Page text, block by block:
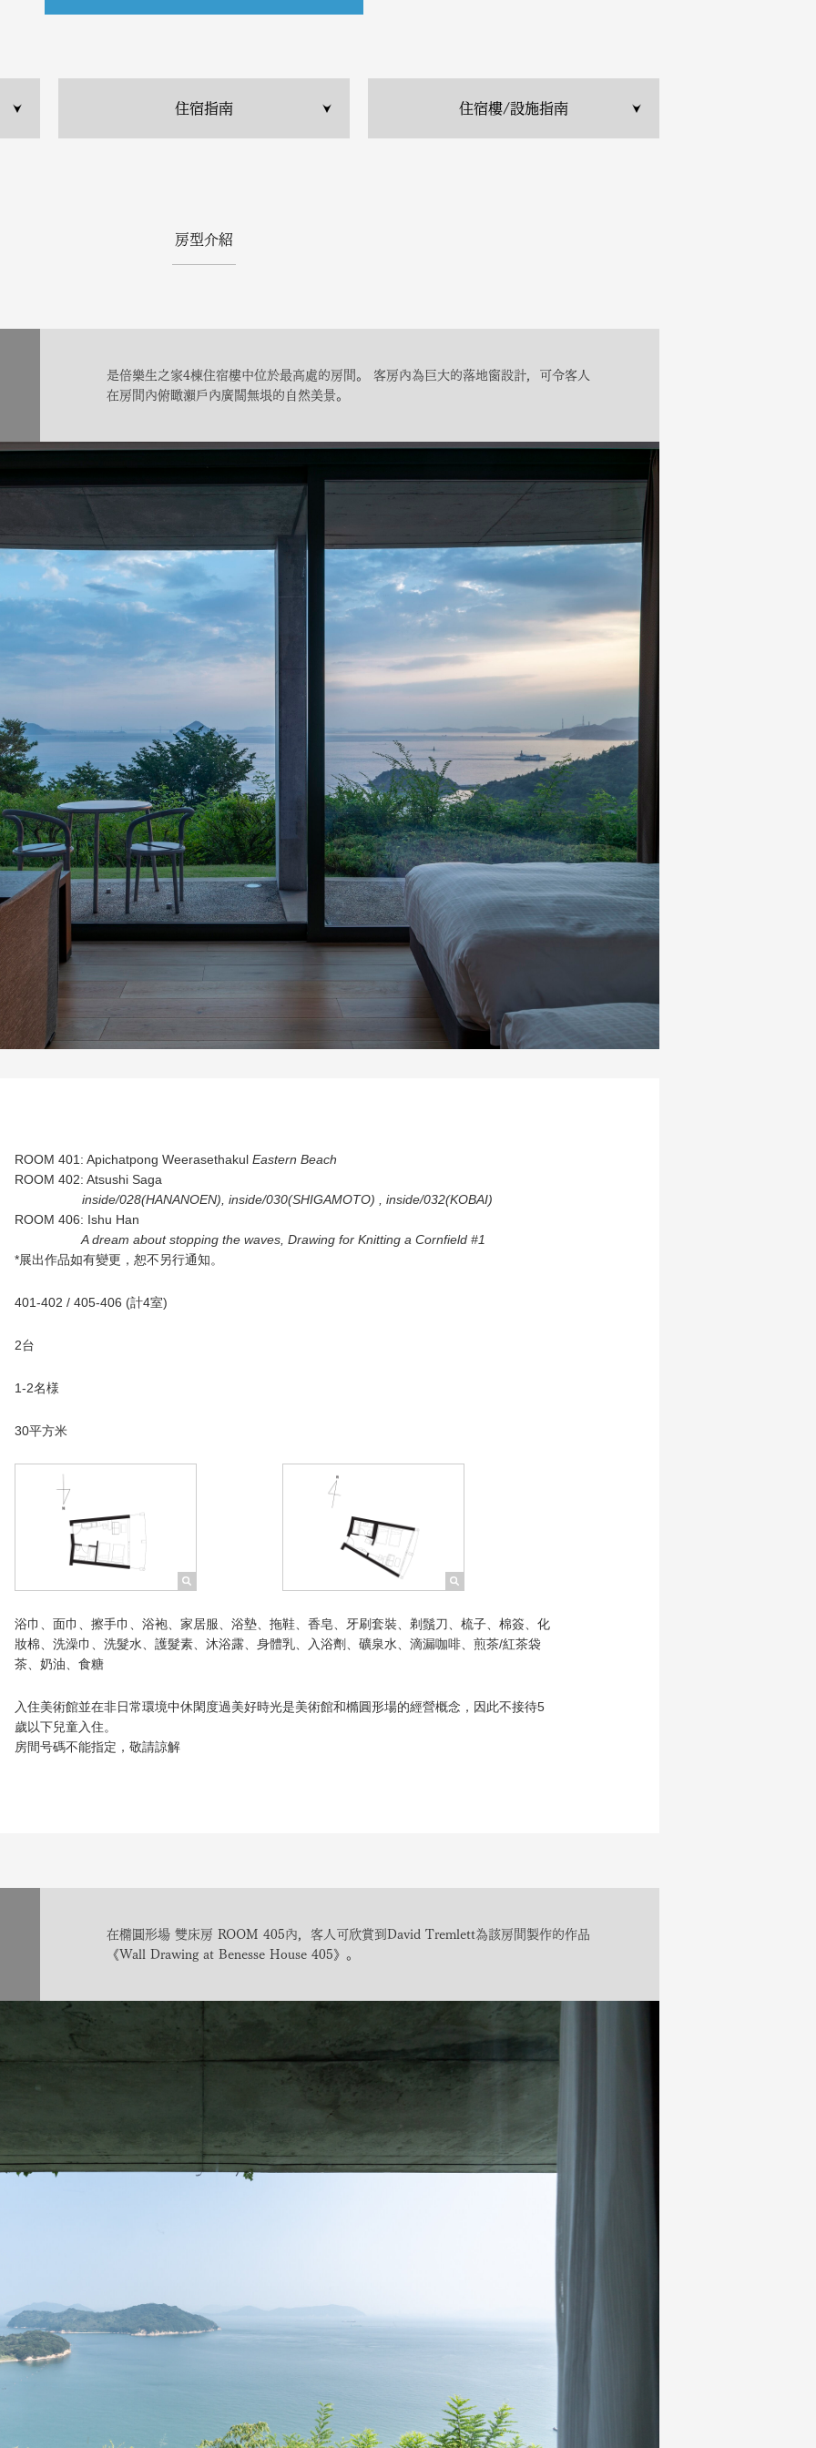
住宿指南 住宿樓/設施指南
房型介紹
是倍樂生之家4棟住宿樓中位於最高處的房間。 客房內為巨大的落地窗設計，可令客人
在房間內俯瞰瀨戶內廣闊無垠的自然美景。
ROOM 401: Apichatpong Weerasethakul Eastern Beach
ROOM 402: Atsushi Saga
inside/028(HANANOEN), inside/030(SHIGAMOTO) , inside/032(KOBAI)
ROOM 406: Ishu Han
A dream about stopping the waves, Drawing for Knitting a Cornfield #1
*展出作品如有變更，恕不另行通知。
401-402 / 405-406 (計4室)
2台
1-2名様
30平方米
浴巾、面巾、擦手巾、浴袍、家居服、浴墊、拖鞋、香皂、牙刷套裝、剃鬚刀、梳子、棉簽、化
妝棉、洗澡巾、洗髮水、護髮素、沐浴露、身體乳、入浴劑、礦泉水、滴漏咖啡、煎茶/紅茶袋
茶、奶油、食糖
入住美術館並在非日常環境中休閑度過美好時光是美術館和橢圓形場的經營概念，因此不接待5
歲以下兒童入住。
房間号碼不能指定，敬請諒解
在橢圓形場 雙床房 ROOM 405內，客人可欣賞到David Tremlett為該房間製作的作品
《Wall Drawing at Benesse House 405》。